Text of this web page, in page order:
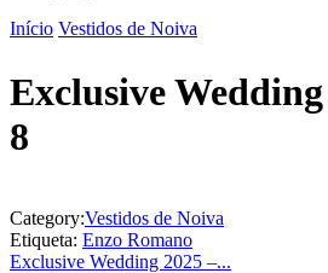
Início Vestidos de Noiva
Exclusive
8
Category:Vestidos de Noiva
Etiqueta: Enzo Romano
Exclusive Wedding 2025 –...